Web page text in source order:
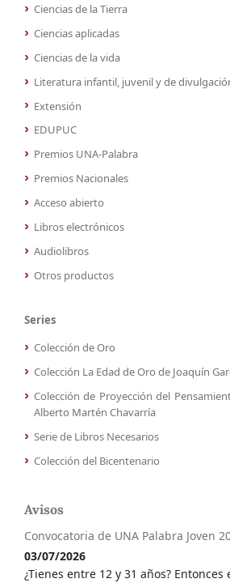
Ciencias de la Tierra
Ciencias aplicadas
Ciencias de la vida
Literatura infantil, juvenil y de
Extensión
EDUPUC
Premios UNA-Palabra
Premios Nacionales
Acceso abierto
Libros electrónicos
Audiolibros
Otros productos
Series
Colección de Oro
Colección La Edad de Oro de Joaquín
Colección de Proyección del
Alberto Martén Chavarría
Serie de Libros Necesarios
Colección del Bicentenario
Avisos
Convocatoria de UNA Palabra Joven
03/07/2026
¿Tienes entre 12 y 31 años?